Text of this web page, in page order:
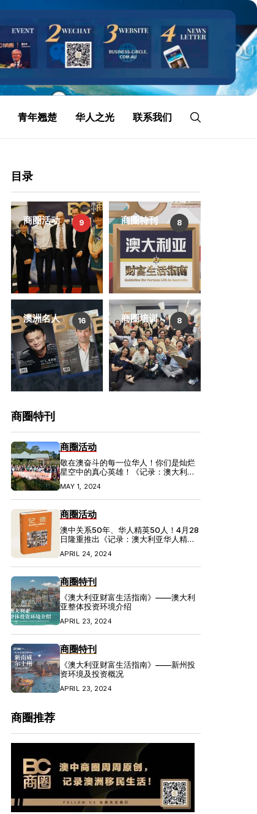
青年翘楚 华人之光 联系我们
目录
商圈活动 9 商圈特刊 8
澳洲名人 16 商圈培训 8
商圈特刊
商圈活动
敬在澳奋斗的每一位华人！你们是灿烂
星空中的真心英雄！《记录：澳大利亚
MAY 1, 2024
商圈活动
澳中关系50年、华人精英50人！4月28
日隆重推出《记录：澳大利亚华人精英
APRIL 24, 2024
商圈特刊
《澳大利亚财富生活指南》——澳大利
亚整体投资环境介绍
APRIL 23, 2024
商圈特刊
《澳大利亚财富生活指南》——新州投
资环境及投资概况
APRIL 23, 2024
商圈推荐